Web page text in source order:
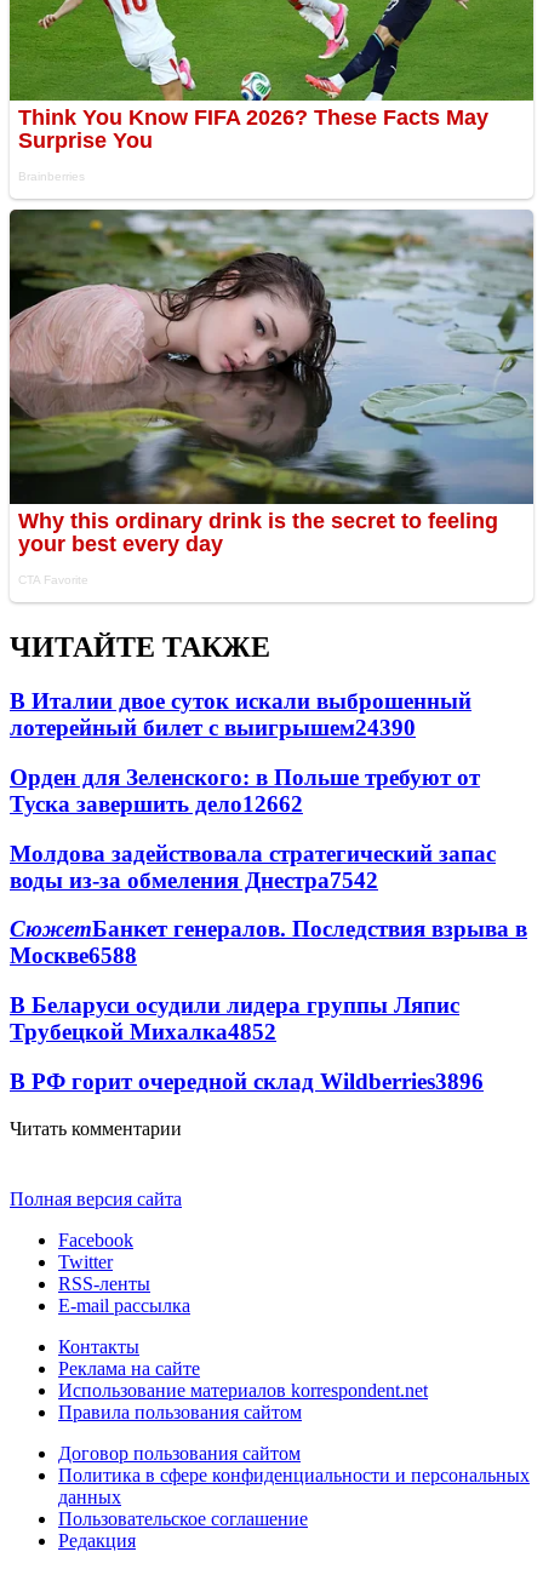
ЧИТАЙТЕ ТАКЖЕ
В Италии двое суток искали выброшенный
лотерейный билет с выигрышем24390
Орден для Зеленского: в Польше требуют от
Туска завершить дело12662
Молдова задействовала стратегический запас
воды из-за обмеления Днестра7542
СюжетБанкет генералов. Последствия взрыва в
Москве6588
В Беларуси осудили лидера группы Ляпис
Трубецкой Михалка4852
В РФ горит очередной склад Wildberries3896
Читать комментарии
Полная версия сайта
Facebook
Twitter
RSS-ленты
E-mail рассылка
Контакты
Реклама на сайте
Использование материалов korrespondent.net
Правила пользования сайтом
Договор пользования сайтом
Политика в сфере конфиденциальности и персональных
данных
Пользовательское соглашение
Редакция